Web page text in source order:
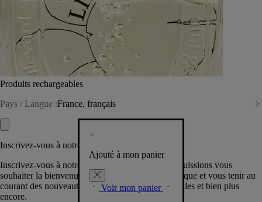
Produits rechargeables
Pays / Langue :France, français
Ajouté à mon panier
Voir mon panier
Inscrivez-vous à notre Newsletter
Inscrivez-vous à notre newsletter pour que nous puissions vous
souhaiter la bienvenue dans la communauté Diptyque et vous tenir au
courant des nouveautés, événements, offres spéciales et bien plus
encore.